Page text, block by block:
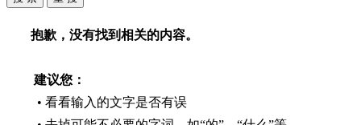
抱歉，没有找到相关的内容。
建议您：
• 看看输入的文字是否有误